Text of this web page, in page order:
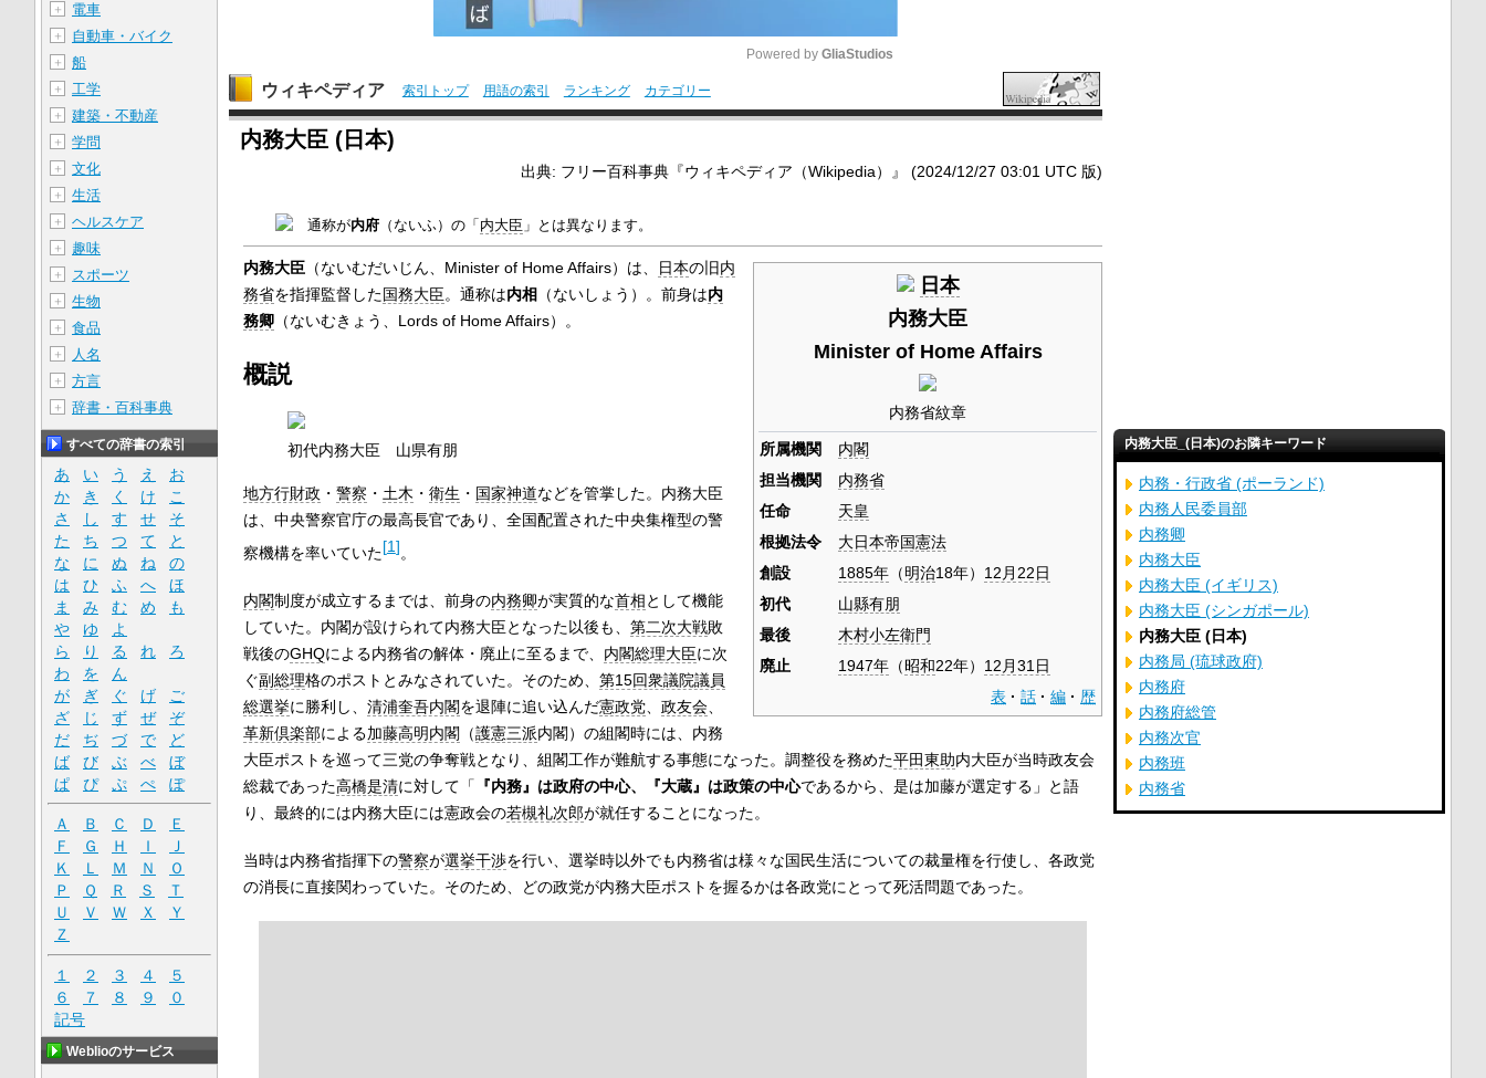
M
t
Powered by GliaStudios
ウィキペディア 索引トップ 用語の索引 ランキング カテゴリー
内務大臣 (日本)
出典: フリー百科事典『ウィキペディア（Wikipedia）』 (2024/12/27 03:01 UTC 版)
通称が内府（ないふ）の「 内大臣 」とは異なります。
日本
内務大臣
Minister of Home Affairs
内務省紋章
所属機関
内閣
担当機関
内務省
任命
天皇
根拠法令
大日本帝国憲法
創設
1885年 （明治18年） 12月22日
初代
山縣有朋
最後
木村小左衛門
廃止
1947年 （昭和22年） 12月31日
表
話 編 歴
内務大臣（ないむだいじん、Minister of Home Affairs）は、 日本の旧内
務省を指揮監督した国務大臣。通称は内相 （ないしょう）。前身は内
務卿（ないむきょう、Lords of Home Affairs）。
概説
初代内務大臣 山県有朋
地方行財政 ・ 警察 ・ 土木 ・ 衛生 ・ 国家神道などを管掌した。内務大臣
は、中央警察官庁の最高長官であり、全国配置された中央集権型の警
察機構を率いていた[1]。
内閣制度が成立するまでは、前身の内務卿が実質的な首相として機能
していた。内閣が設けられて内務大臣となった以後も、 第二次大戦敗
戦後のGHQによる内務省の解体・廃止に至るまで、 内閣総理大臣に次
ぐ副総理格のポストとみなされていた。そのため、 第15回衆議院議員
総選挙に勝利し、 清浦奎吾内閣を退陣に追い込んだ憲政党、 政友会、
革新倶楽部による加藤高明内閣 （護憲三派内閣）の組閣時には、内務
大臣ポストを巡って三党の争奪戦となり、組閣工作が難航する事態になった。調整役を務めた平田東助内大臣が当時政友会
総裁であった高橋是清に対して「 『内務』は政府の中心、『大蔵』は政策の中心であるから、是は加藤が選定する」と語
り、最終的には内務大臣には憲政会の若槻礼次郎が就任することになった。
当時は内務省指揮下の警察が選挙干渉を行い、選挙時以外でも内務省は様々な国民生活についての裁量権を行使し、各政党
の消長に直接関わっていた。そのため、どの政党が内務大臣ポストを握るかは各政党にとって死活問題であった。
＋ 電車
＋ 自動車・バイク
＋ 船
＋ 工学
＋ 建築・不動産
＋ 学問
＋ 文化
＋ 生活
＋ ヘルスケア
＋ 趣味
＋ スポーツ
＋ 生物
＋ 食品
＋ 人名
＋ 方言
＋ 辞書・百科事典
すべての辞書の索引
あ い う え
お
か
き く け
こ
さ
し す せ
そ
た
ち つ て
と
な
に ぬ ね
の
は
ひ ふ へ
ほ
ま
み む め
も
や
ゆ
よ
ら
り る れ
ろ
わ
を
ん
が
ぎ ぐ げ
ご
ざ
じ ず ぜ
ぞ
だ
ぢ づ で
ど
ば
び ぶ べ
ぼ
ぱ
ぴ ぷ ぺ ぽ
Ａ Ｂ Ｃ Ｄ
Ｅ
Ｆ
Ｇ Ｈ Ｉ
Ｊ
Ｋ
Ｌ Ｍ Ｎ
Ｏ
Ｐ
Ｑ Ｒ Ｓ
Ｔ
Ｕ
Ｖ Ｗ Ｘ
Ｙ
Ｚ
１ ２ ３ ４
５
６
７ ８ ９
０
記号
Weblioのサービス
内務大臣_(日本)のお隣キーワード
内務・行政省 (ポーランド)
内務人民委員部
内務卿
内務大臣
内務大臣 (イギリス)
内務大臣 (シンガポール)
内務大臣 (日本)
内務局 (琉球政府)
内務府
内務府総管
内務次官
内務班
内務省